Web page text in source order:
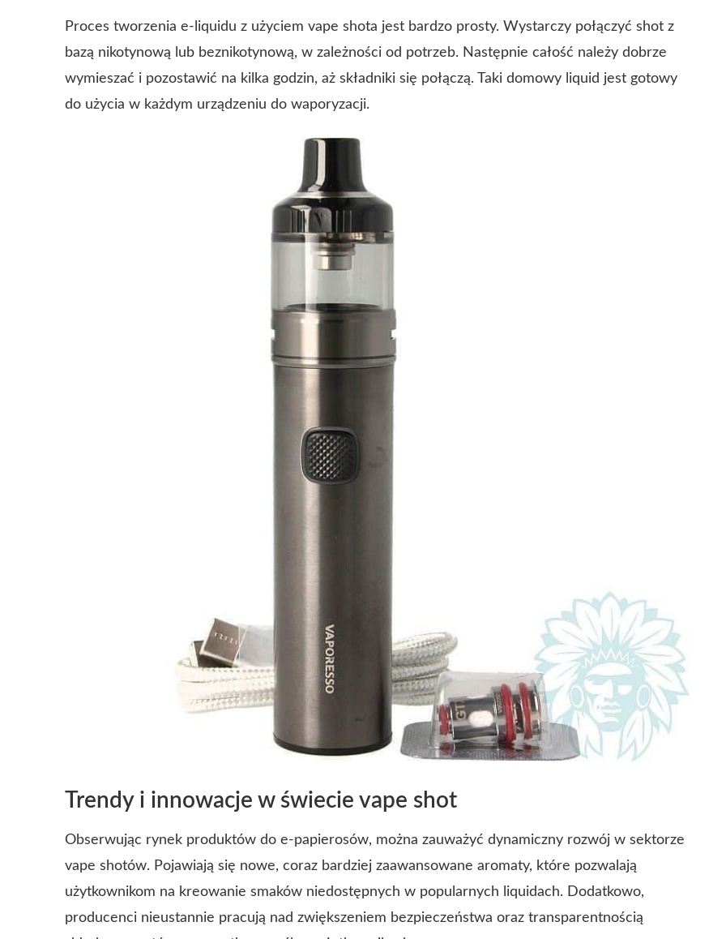
Proces tworzenia e-liquidu z użyciem vape shota jest bardzo prosty. Wystarczy połączyć shot z
bazą nikotynową lub beznikotynową, w zależności od potrzeb. Następnie całość należy dobrze
wymieszać i pozostawić na kilka godzin, aż składniki się połączą. Taki domowy liquid jest gotowy
do użycia w każdym urządzeniu do waporyzacji.
Trendy i innowacje w świecie vape shot
Obserwując rynek produktów do e-papierosów, można zauważyć dynamiczny rozwój w sektorze
vape shotów. Pojawiają się nowe, coraz bardziej zaawansowane aromaty, które pozwalają
użytkownikom na kreowanie smaków niedostępnych w popularnych liquidach. Dodatkowo,
producenci nieustannie pracują nad zwiększeniem bezpieczeństwa oraz transparentnością